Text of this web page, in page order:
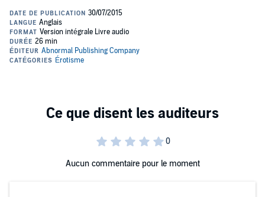
Aucun commentaire pour le moment